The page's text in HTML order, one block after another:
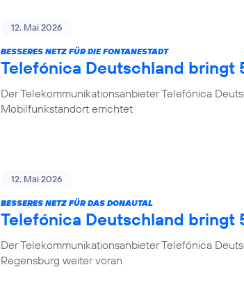
12. Mai 2026
BESSERES NETZ FÜR DIE FONTANESTADT
Telefónica Deutschland bringt
Der Telekommunikationsanbieter Telefónica
Mobilfunkstandort errichtet
12. Mai 2026
BESSERES NETZ FÜR DAS DONAUTAL
Telefónica Deutschland bringt
Der Telekommunikationsanbieter Telefónica
Regensburg weiter voran